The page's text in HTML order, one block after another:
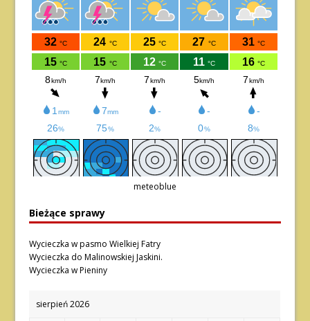
meteoblue
Bieżące sprawy
Wycieczka w pasmo Wielkiej Fatry
Wycieczka do Malinowskiej Jaskini.
Wycieczka w Pieniny
sierpień 2026